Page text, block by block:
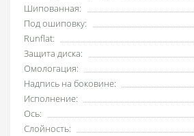
Шипованная:
Под ошиповку:
Runflat:
Защита диска:
Омологация:
Надпись на боковине:
Исполнение:
Ось:
Слойность: